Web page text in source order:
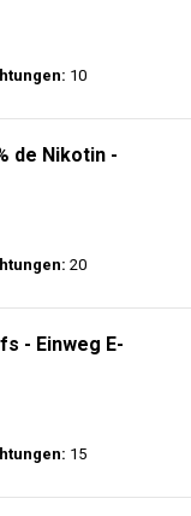
10
de Nikotin -
20
- Einweg E-
15